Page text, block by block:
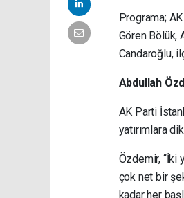
Programa;
Gören Bölük,
Candaroğlu,
Abdullah
AK Parti
yatırımlara
Özdemir, “İki
çok net bir
kadar her